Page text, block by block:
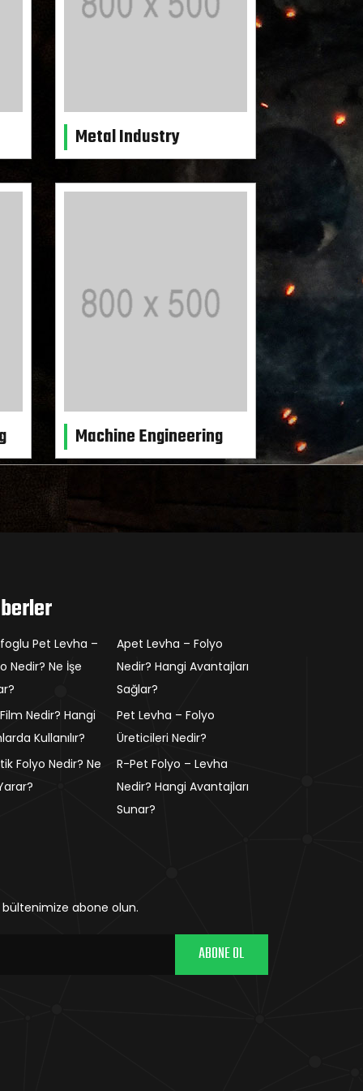
Metal Industry
Machine Engineering
Pet Levha –
Nedir? Ne İşe
Apet Levha – Folyo
Nedir? Hangi Avantajları
Sağlar?
Nedir? Hangi
Kullanılır?
Pet Levha – Folyo
Üreticileri Nedir?
Folyo Nedir? Ne
R-Pet Folyo – Levha
Nedir? Hangi Avantajları
Sunar?
abone olun.
ABONE OL